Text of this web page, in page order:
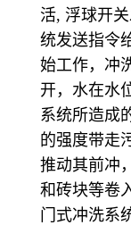
活, 浮球开
统发送指令
始工作，冲
开，水在水
系统所造成
的强度带走
推动其前冲
和砖块等卷
门式冲洗系